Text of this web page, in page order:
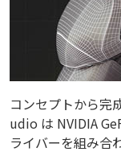
コンセプトから完
udio は NVIDIA
ライバーを組み合